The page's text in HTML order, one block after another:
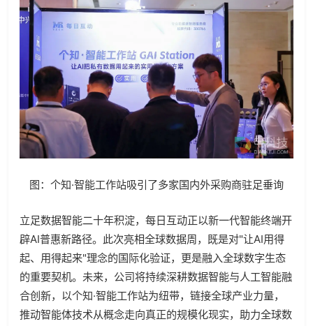
图：个知·智能工作站吸引了多家国内外采购商驻足垂询
立足数据智能二十年积淀，每日互动正以新一代智能终端开
辟AI普惠新路径。此次亮相全球数据周，既是对"让AI用得
起、用得起来"理念的国际化验证，更是融入全球数字生态
的重要契机。未来，公司将持续深耕数据智能与人工智能融
合创新，以个知·智能工作站为纽带，链接全球产业力量，
推动智能体技术从概念走向真正的规模化现实，助力全球数